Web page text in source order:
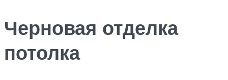
Черновая отделка
потолка